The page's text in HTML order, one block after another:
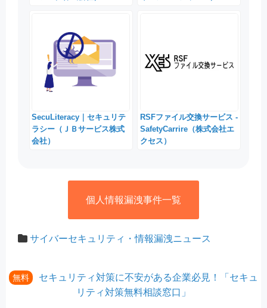
SecuLiteracy｜セキュリテ
ラシー（ＪＢサービス株式
会社）
RSFファイル交換サービス -
SafetyCarrire（株式会社エ
クセス）
個人情報漏洩事件一覧
サイバーセキュリティ・情報漏洩ニュース
無料
セキュリティ対策に不安がある企業必見！「セキュ
リティ対策無料相談窓口」